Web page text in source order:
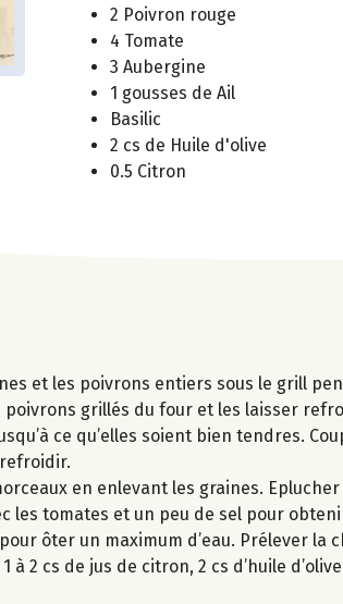
2 Poivron rouge
4 Tomate
3 Aubergine
1 gousses de Ail
Basilic
2 cs de Huile d'olive
0.5 Citron
et les poivrons entiers sous le grill
poivrons grillés du four et les laisser
ce qu’elles soient bien tendres.
en enlevant les graines.
les tomates et un peu de sel pour
ôter un maximum d’eau. Prélever la
à 2 cs de jus de citron, 2 cs d’huile